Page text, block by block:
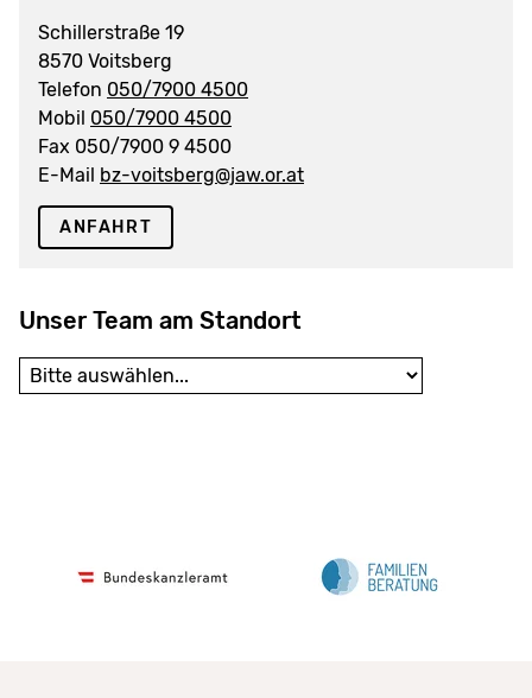
Schillerstraße 19
8570 Voitsberg
Telefon 050/7900 4500
Mobil 050/7900 4500
Fax 050/7900 9 4500
E-Mail bz-voitsberg@jaw.or.at
ANFAHRT
Unser Team am Standort